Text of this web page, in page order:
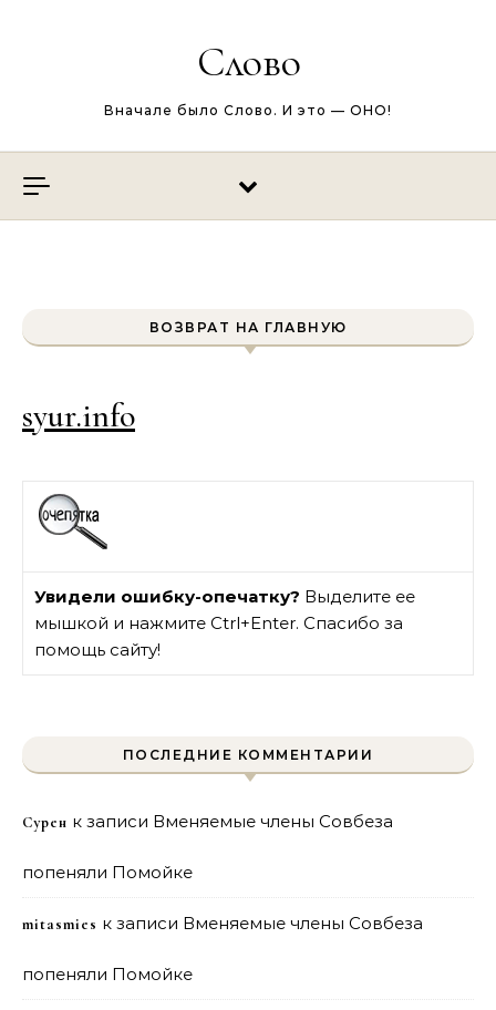
Слово
Вначале было Слово. И это — ОНО!
ВОЗВРАТ НА ГЛАВНУЮ
syur.info
Увидели ошибку-опечатку? Выделите ее
мышкой и нажмите Ctrl+Enter. Спасибо за
помощь сайту!
ПОСЛЕДНИЕ КОММЕНТАРИИ
Сурен к записи Вменяемые члены Совбеза
попеняли Помойке
mitasmies к записи Вменяемые члены Совбеза
попеняли Помойке